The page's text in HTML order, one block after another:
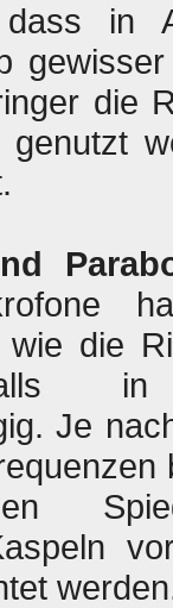
in
die
genutzt
wie die
Je